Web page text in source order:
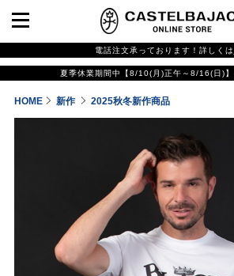
電話注文承っております！詳しくは
夏季休業期間中【8/10(月)正午～8/16(日)】
HOME 新作 2025秋冬新作商品